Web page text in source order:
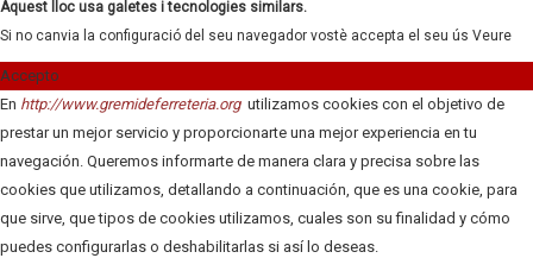
Aquest lloc usa galetes i tecnologies similars.
Si no canvia la configuració del seu navegador vostè accepta el seu ús Veure
Accepto
En http://www.gremideferreteria.org utilizamos cookies con el objetivo de
prestar un mejor servicio y proporcionarte una mejor experiencia en tu
navegación. Queremos informarte de manera clara y precisa sobre las
cookies que utilizamos, detallando a continuación, que es una cookie, para
que sirve, que tipos de cookies utilizamos, cuales son su finalidad y cómo
puedes configurarlas o deshabilitarlas si así lo deseas.